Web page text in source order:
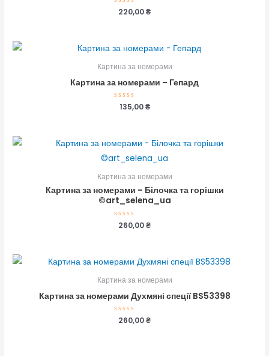
Оцінено
220,00₴
Картина за номерами
Картина за номерами – Гепард
Оцінено
135,00₴
Картина за номерами
Картина за номерами – Білочка та горішки
©art_selena_ua
Оцінено
260,00₴
Картина за номерами
Картина за номерами Духмяні спеції BS53398
Оцінено
260,00₴